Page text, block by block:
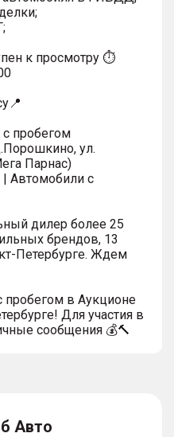
к просмотру ⏱
пробегом
ул.
Парнас)
| Автомобили с
дилер более 25
брендов, 13
Петербурге. Ждем
пробегом в Аукционе
Для участия в
сообщения 💰🔨
Авто